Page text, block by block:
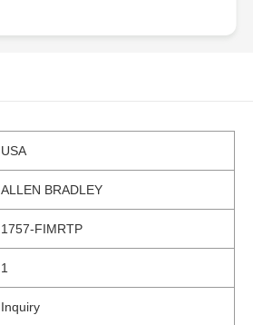
USA
ALLEN BRADLEY
1757-FIMRTP
1
Inquiry